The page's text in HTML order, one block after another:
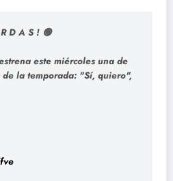
D A S ! 🟢
este miércoles una de
de la temporada: "Sí, quiero",